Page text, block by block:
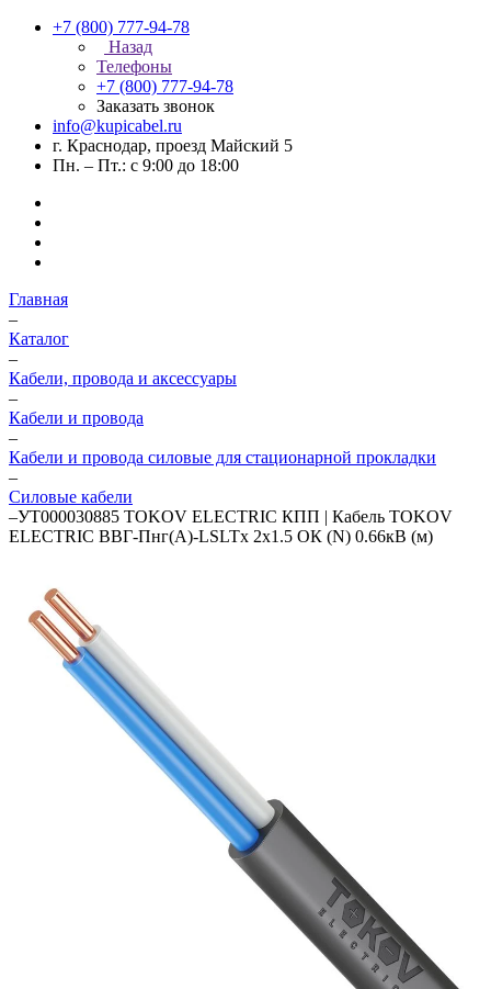
+7 (800) 777-94-78
Назад
Телефоны
+7 (800) 777-94-78
Заказать звонок
info@kupicabel.ru
г. Краснодар, проезд Майский 5
Пн. – Пт.: с 9:00 до 18:00
Главная
–
Каталог
–
Кабели, провода и аксессуары
–
Кабели и провода
–
Кабели и провода силовые для стационарной прокладки
–
Силовые кабели
–УТ000030885 TOKOV ELECTRIC КПП | Кабель TOKOV
ELECTRIC ВВГ-Пнг(А)-LSLTx 2х1.5 ОК (N) 0.66кВ (м)